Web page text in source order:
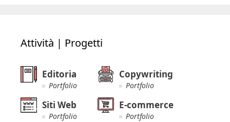
Attività | Progetti
Editoria
Portfolio
Copywriting
Portfolio
Siti Web
Portfolio
E-commerce
Portfolio